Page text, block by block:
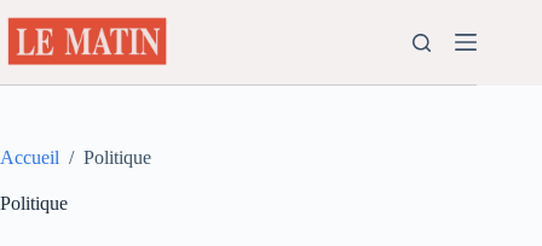
au
contenu
Accueil / Politique
Politique